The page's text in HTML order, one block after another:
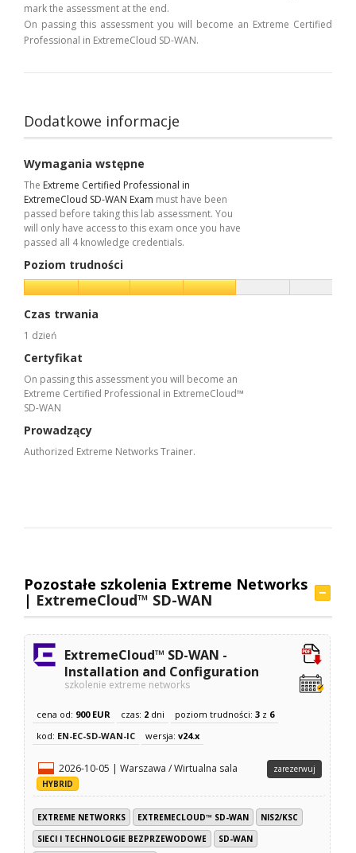
mark the assessment at the end.
On passing this assessment you will become an Extreme Certified
Professional in ExtremeCloud SD-WAN.
Dodatkowe informacje
Wymagania wstępne
The Extreme Certified Professional in
ExtremeCloud SD-WAN Exam must have been
passed before taking this lab assessment. You
will only have access to this exam once you have
passed all 4 knowledge credentials.
Poziom trudności
Czas trwania
1 dzień
Certyfikat
On passing this assessment you will become an
Extreme Certified Professional in ExtremeCloud™
SD-WAN
Prowadzący
Authorized Extreme Networks Trainer.
Pozostałe szkolenia Extreme Networks
| ExtremeCloud™ SD-WAN
ExtremeCloud™ SD-WAN -
Installation and Configuration
szkolenie extreme networks
cena od: 900 EUR czas: 2 dni poziom trudności:3 z 6
kod: EN-EC-SD-WAN-IC wersja:v24.x
2026-10-05 | Warszawa / Wirtualna sala
HYBRID
zarezerwuj
EXTREME NETWORKS EXTREMECLOUD™ SD-WAN
NIS2/KSC
SIECI I TECHNOLOGIE BEZPRZEWODOWE
SD-WAN